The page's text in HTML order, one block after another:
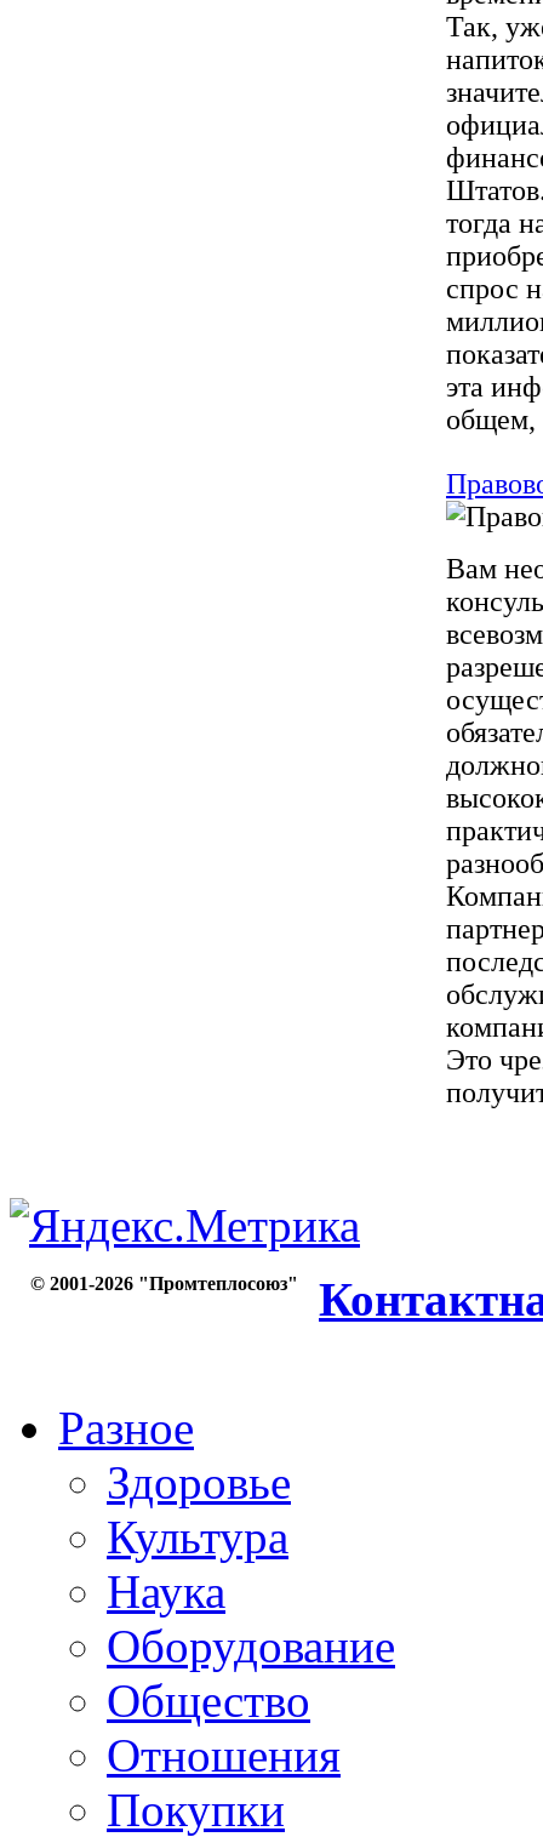
Так,
тогда
спрос
эта
общем,
Вам
Это
© 2001-2026 "Промтеплосоюз"
Разное
Здоровье
Культура
Наука
Оборудование
Общество
Отношения
Покупки